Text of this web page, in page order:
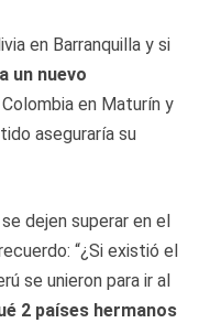
en Barranquilla y si
un nuevo
en Maturín y
aseguraría su
dejen superar en el
“¿Si existió el
se unieron para ir al
2 países hermanos